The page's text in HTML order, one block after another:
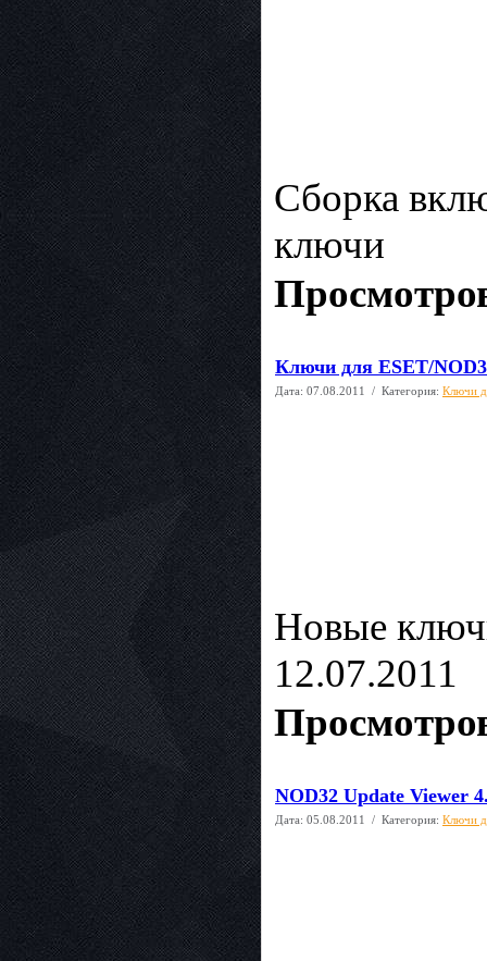
Сборка
ключи
Ключи для ESET/
Дата: 07.08.2011 / Категория: Ключи
Новые
12.07.2011
NOD32 Update Viewer
Дата: 05.08.2011 / Категория: Ключи